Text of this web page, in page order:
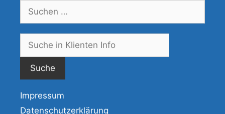
nach:
Impressum
Datenschutzerklärung